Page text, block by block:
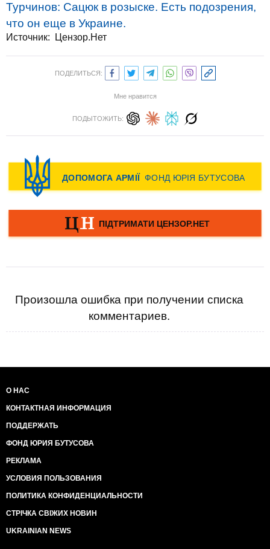
Турчинов: Сацюк в розыске. Есть подозрения,
что он еще в Украине.
Источник: Цензор.Нет
ПОДЕЛИТЬСЯ:
Мне нравится
ПОДЫТОЖИТЬ:
Произошла ошибка при получении списка
комментариев.
О НАС
КОНТАКТНАЯ ИНФОРМАЦИЯ
ПОДДЕРЖАТЬ
ФОНД ЮРИЯ БУТУСОВА
РЕКЛАМА
УСЛОВИЯ ПОЛЬЗОВАНИЯ
ПОЛИТИКА КОНФИДЕНЦИАЛЬНОСТИ
СТРІЧКА СВІЖИХ НОВИН
UKRAINIAN NEWS